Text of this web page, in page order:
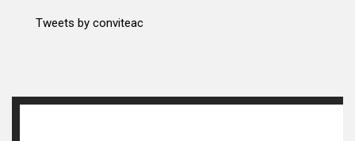
Tweets by conviteac